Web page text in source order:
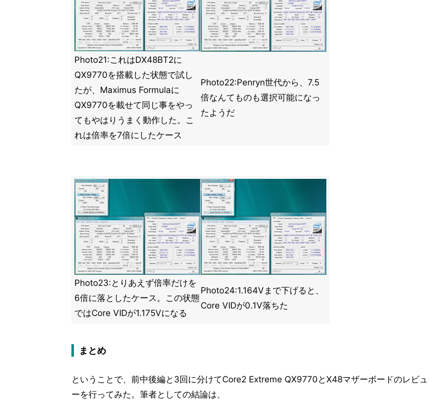
Photo21:これはDX48BT2に
QX9770を搭載した状態で試し
たが、Maximus Formulaに
QX9770を載せて同じ事をやっ
てもやはりうまく動作した。こ
れは倍率を7倍にしたケース
Photo22:Penryn世代から、7.5
倍なんてものも選択可能になっ
たようだ
Photo23:とりあえず倍率だけを
6倍に落としたケース。この状態
ではCore VIDが1.175Vになる
Photo24:1.164Vまで下げると、
Core VIDが0.1V落ちた
まとめ
ということで、前中後編と3回に分けてCore2 Extreme QX9770とX48マザーボードのレビュ
ーを行ってみた。筆者としての結論は、